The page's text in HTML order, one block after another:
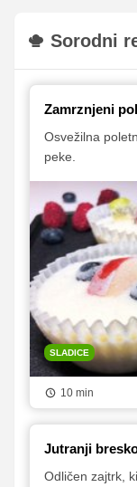
Sorodni
Zamrznjeni
Osvežilna
peke.
SLADICE
10 min
Jutranji
Odličen zajtrk,